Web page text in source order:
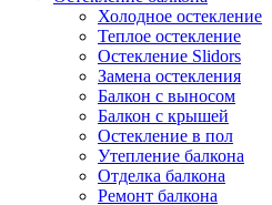
Холодное остекление
Теплое остекление
Остекление Slidors
Замена остекления
Балкон с выносом
Балкон с крышей
Остекление в пол
Утепление балкона
Отделка балкона
Ремонт балкона